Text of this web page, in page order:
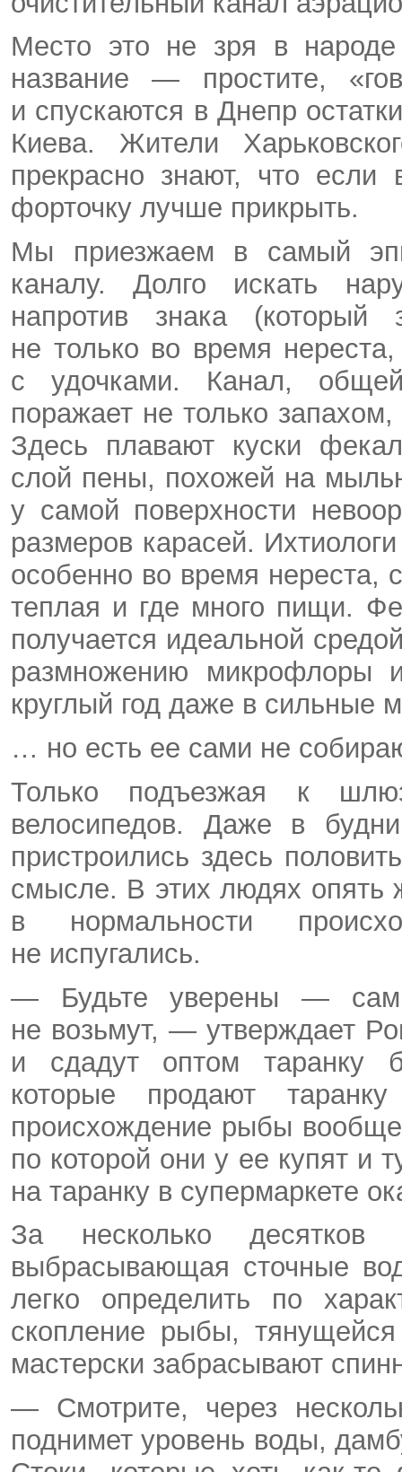
Место это не зря в народе
название — простите,
и спускаются в Днепр
Киева. Жители
прекрасно знают, что если
форточку лучше прикрыть.
Мы приезжаем в самый
каналу. Долго искать
напротив знака
не только во время
с удочками. Канал,
поражает не только
Здесь плавают куски
слой пены, похожей на
у самой поверхности
размеров карасей.
особенно во время нереста,
теплая и где много пищи.
получается идеальной
размножению
круглый год даже в сильные
… но есть ее сами не
Только подъезжая к
велосипедов. Даже в
пристроились здесь
смысле. В этих людях
в нормальности
не испугались.
— Будьте уверены —
не возьмут, — утверждает
и сдадут оптом таранку
которые продают
происхождение рыбы
по которой они у ее купят и
на таранку в супермаркете
За несколько
выбрасывающая сточные
легко определить по
скопление рыбы,
мастерски забрасывают
— Смотрите, через
поднимет уровень воды,